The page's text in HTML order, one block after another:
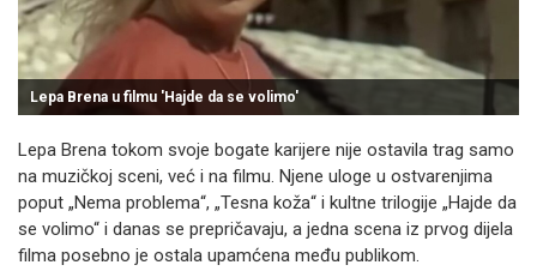
Lepa Brena u filmu 'Hajde da se volimo'
Lepa Brena tokom svoje bogate karijere nije ostavila trag samo
na muzičkoj sceni, već i na filmu. Njene uloge u ostvarenjima
poput „Nema problema“, „Tesna koža“ i kultne trilogije „Hajde da
se volimo“ i danas se prepričavaju, a jedna scena iz prvog dijela
filma posebno je ostala upamćena među publikom.